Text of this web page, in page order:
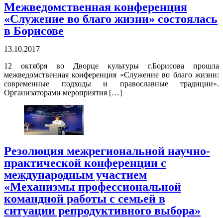
Межведомственная конференция
«Служение во благо жизни» состоялась
в Борисове
13.10.2017
12 октября во Дворце культуры г.Борисова прошла
межведомственная конференция «Служение во благо жизни:
современные подходы и православные традиции».
Организаторами мероприятия […]
Резолюция межрегиональной научно-
практической конференции с
международным участием
«Механизмы профессиональной
командной работы с семьей в
ситуации репродуктивного выбора»